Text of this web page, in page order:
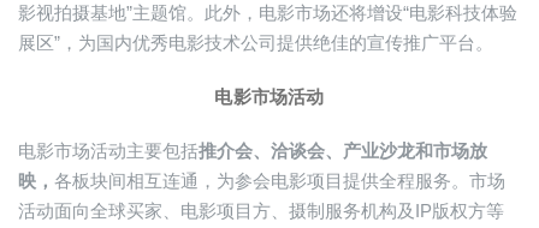
影视拍摄基地”主题馆。此外，电影市场还将增设“电影科技体验
展区”，为国内优秀电影技术公司提供绝佳的宣传推广平台。
电影市场活动
电影市场活动主要包括推介会、洽谈会、产业沙龙和市场放
映， 各板块间相互连通，为参会电影项目提供全程服务。市场
活动面向全球买家、电影项目方、摄制服务机构及IP版权方等